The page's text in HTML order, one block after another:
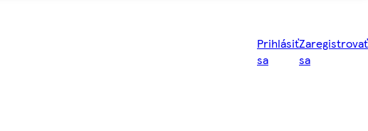
Prihlásiť
sa
Zaregistrovať
sa